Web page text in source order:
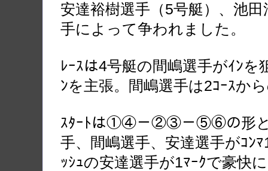
安達裕樹選手（5号艇）、池
手によって争われました。
ﾚｰｽは4号艇の間嶋選手がｲﾝ
ﾝを主張。間嶋選手は2ｺｰｽか
ｽﾀｰﾄは①④－②③－⑤⑥の形と
手、間嶋選手、安達選手がｺﾝ
ｯｼｭの安達選手が1ﾏｰｸで豪快